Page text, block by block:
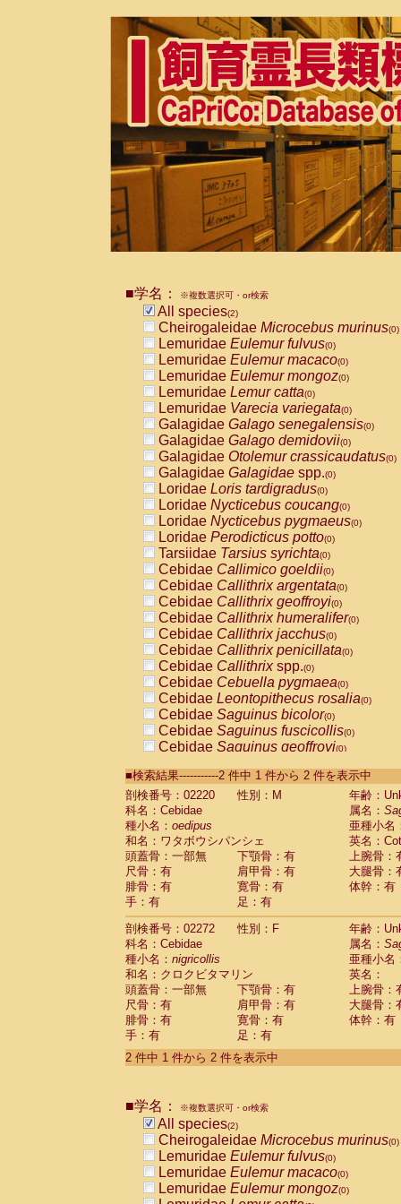
■学名： ※複数選択可・or検索
All species(2)
Cheirogaleidae Microcebus murinus(0)
Lemuridae Eulemur fulvus(0)
Lemuridae Eulemur macaco(0)
Lemuridae Eulemur mongoz(0)
Lemuridae Lemur catta(0)
Lemuridae Varecia variegata(0)
Galagidae Galago senegalensis(0)
Galagidae Galago demidovii(0)
Galagidae Otolemur crassicaudatus(0)
Galagidae Galagidae spp.(0)
Loridae Loris tardigradus(0)
Loridae Nycticebus coucang(0)
Loridae Nycticebus pygmaeus(0)
Loridae Perodicticus potto(0)
Tarsiidae Tarsius syrichta(0)
Cebidae Callimico goeldii(0)
Cebidae Callithrix argentata(0)
Cebidae Callithrix geoffroyi(0)
Cebidae Callithrix humeralifer(0)
Cebidae Callithrix jacchus(0)
Cebidae Callithrix penicillata(0)
Cebidae Callithrixspp.(0)
Cebidae Cebuella pygmaea(0)
Cebidae Leontopithecus rosalia(0)
Cebidae Saguinus bicolor(0)
Cebidae Saguinus fuscicollis(0)
Cebidae Saguinus geoffroyi(0)
CebidaeSaguinus labiatus(0)
Cebidae Saguinus leucopus (0)
Cebidae
Cebidae
CebidaeSaguinus nigricollis (1)
Cebidae Saguinus oedipus
Cebidae Saguinus weddelli
Cebidae Saguinusspp.
Cebidae Aotus trivirgatus
Cebidae Cebus albifrons
Cebidae
CebidaeCebus capucinus
CebidaeCebus nigrivittatus
Cebidae Cebusspp.(0)
Cebidae Saimiri boliviensis
Cebidae Saimiri sciureus
Atelidae Alouatta caraya
AtelidaeAlouatta fusca
AtelidaeAlouatta seniculus
AtelidaeAteles belzebuth
AtelidaeAteles geoffroyi
AtelidaeAteles paniscus(0)
AtelidaeAtelesspp. (0)
AtelidaeLagothrix lagothricha
AtelidaeLagothrix lagothricha cana
PitheciidaeCacajao calvus
■検索結果-----------2 件中 1 件から 2 件を表示中
剖検番号：02220
性別：M
年齢：
科名：Cebidae
属名：
種小名： oedipus
亜種小名
和名：ワタボウシパンシェ
英名：
頭蓋骨：一部無
下顎骨：有
上腕骨：
尺骨：有
肩甲骨：有
大腿骨：
腓骨：有
寛骨：有
体幹：有
手：有
足：有
剖検番号：02272
性別：F
年齢：
科名：Cebidae
属名：
種小名： nigricollis
亜種小名
和名：クロクビタマリン
英名：
頭蓋骨：一部無
下顎骨：有
上腕骨：
尺骨：有
肩甲骨：有
大腿骨：
腓骨：有
寛骨：有
体幹：有
手：有
足：有
2 件中 1 件から 2 件を表示中
■学名： ※複数選択可・or検索
All species(2)
Cheirogaleidae Microcebus murinus(0)
Lemuridae Eulemur fulvus(0)
Lemuridae Eulemur macaco(0)
Lemuridae Eulemur mongoz(0)